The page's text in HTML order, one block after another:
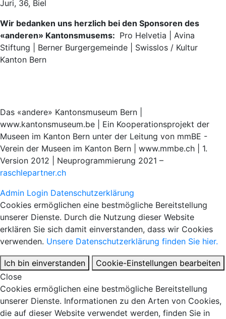
Juri, 36, Biel
Wir bedanken uns herzlich bei den Sponsoren des
«anderen» Kantonsmusems: Pro Helvetia | Avina
Stiftung | Berner Burgergemeinde | Swisslos / Kultur
Kanton Bern
Das «andere» Kantonsmuseum Bern |
www.kantonsmuseum.be | Ein Kooperationsprojekt der
Museen im Kanton Bern unter der Leitung von mmBE -
Verein der Museen im Kanton Bern | www.mmbe.ch | 1.
Version 2012 | Neuprogrammierung 2021 –
raschlepartner.ch
Admin Login Datenschutzerklärung
Cookies ermöglichen eine bestmögliche Bereitstellung
unserer Dienste. Durch die Nutzung dieser Website
erklären Sie sich damit einverstanden, dass wir Cookies
verwenden. Unsere Datenschutzerklärung finden Sie hier.
Ich bin einverstanden
Cookie-Einstellungen bearbeiten
Close
Cookies ermöglichen eine bestmögliche Bereitstellung
unserer Dienste. Informationen zu den Arten von Cookies,
die auf dieser Website verwendet werden, finden Sie in